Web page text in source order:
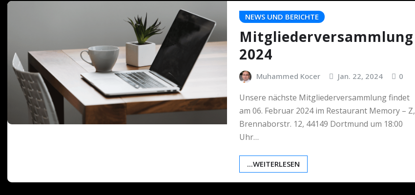
NEWS UND BERICHTE
Mitgliederversammlung
2024
Muhammed Kocer Jan. 22, 2024 0
Unsere nächste Mitgliederversammlung findet
am 06. Februar 2024 im Restaurant Memory – Z,
Brennaborstr. 12, 44149 Dortmund um 18:00
Uhr…
...WEITERLESEN